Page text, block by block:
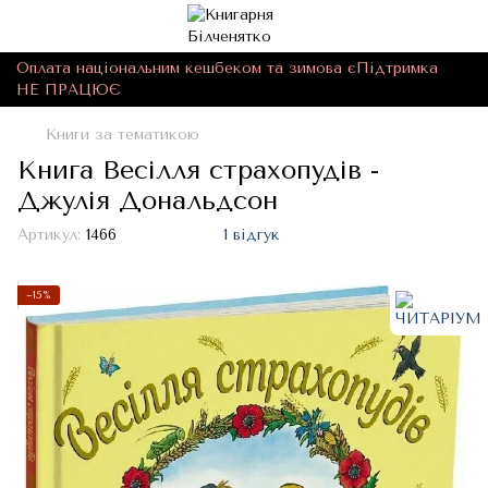
Оплата національним кешбеком та зимова єПідтримка
НЕ ПРАЦЮЄ
Книги за тематикою
Книга Весілля страхопудів -
Джулія Дональдсон
Артикул: 1466 1 відгук
−15%